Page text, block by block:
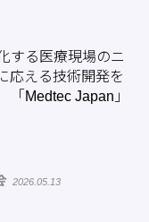
する医療現場のニ
応える技術開発を
Medtec Japan」
2026.05.13